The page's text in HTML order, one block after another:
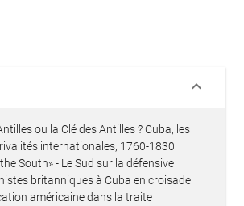
keyboard_arrow_down
ou la Clé des Antilles ? Cuba, les
internationales, 1760-1830
South» - Le Sud sur la défensive
britanniques à Cuba en croisade
américaine dans la traite